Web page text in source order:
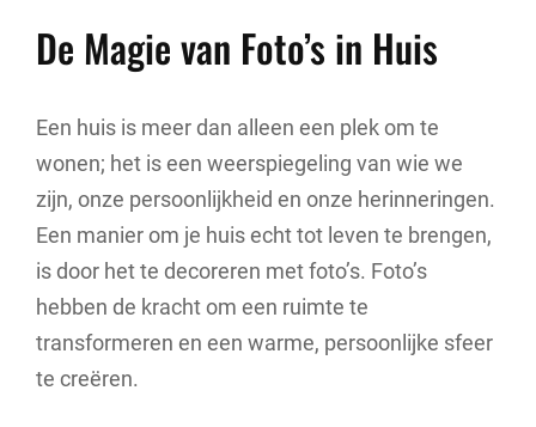
De Magie van Foto’s in Huis
Een huis is meer dan alleen een plek om te
wonen; het is een weerspiegeling van wie we
zijn, onze persoonlijkheid en onze herinneringen.
Een manier om je huis echt tot leven te brengen,
is door het te decoreren met foto’s. Foto’s
hebben de kracht om een ruimte te
transformeren en een warme, persoonlijke sfeer
te creëren.